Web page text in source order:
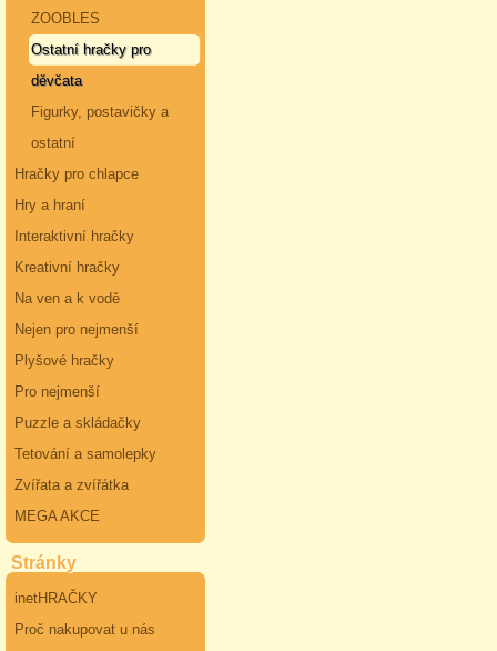
ZOOBLES
Ostatní hračky pro
děvčata
Figurky, postavičky a
ostatní
Hračky pro chlapce
Hry a hraní
Interaktivní hračky
Kreativní hračky
Na ven a k vodě
Nejen pro nejmenší
Plyšové hračky
Pro nejmenší
Puzzle a skládačky
Tetování a samolepky
Zvířata a zvířátka
MEGA AKCE
Stránky
inetHRAČKY
Proč nakupovat u nás